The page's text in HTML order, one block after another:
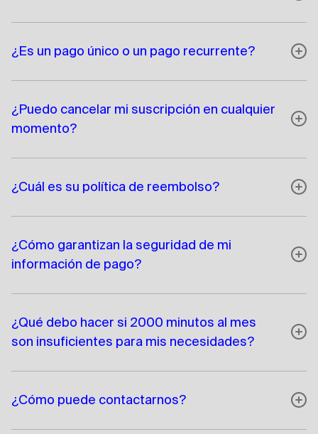
¿Es un pago único o un pago recurrente?
¿Puedo cancelar mi suscripción en cualquier
momento?
¿Cuál es su política de reembolso?
¿Cómo garantizan la seguridad de mi
información de pago?
¿Qué debo hacer si 2000 minutos al mes
son insuficientes para mis necesidades?
¿Cómo puede contactarnos?